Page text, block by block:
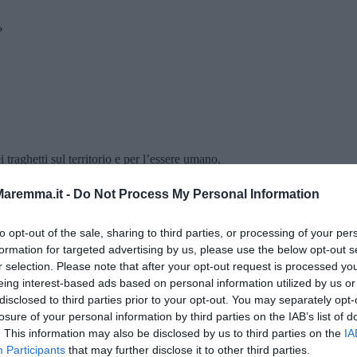
- Do Not Process My Personal Information
opt-out of the sale, sharing to third parties, or processing of your
for targeted advertising by us, please use the below opt-out
selection. Please note that after your opt-out request is processed
interest-based ads based on personal information utilized by us
to third parties prior to your opt-out. You may separately
of your personal information by third parties on the IAB’s list of
This information may also be disclosed by us to third parties on the
Participants that may further disclose it to other third parties.
sul territorio e per l’essere umano.
del Lazio
L’ambiente nei porti in Italia. Risultati del progetto
Transizione marittima verde e salute pubblica
Il turismo sostenibile
di Piombino